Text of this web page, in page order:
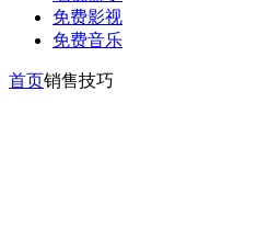
免费影视
免费音乐
首页销售技巧